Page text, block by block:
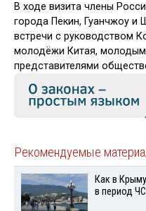
В ходе визита члены
города Пекин, Гуанчжоу и
встречи с руководством
молодёжи Китая,
представителями
Рекомендуемые
Как в
в период ЧС